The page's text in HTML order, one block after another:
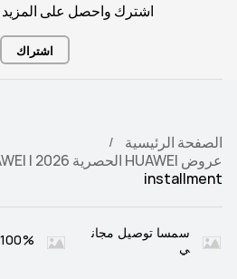
اشترك واحصل على
اشتراك
الصفحة الرئيسية
عروض HUAWEI الحصرية 2026 | HUAWEI السعودية
installment
سمسا توصيل مجان
ي
100% أمن